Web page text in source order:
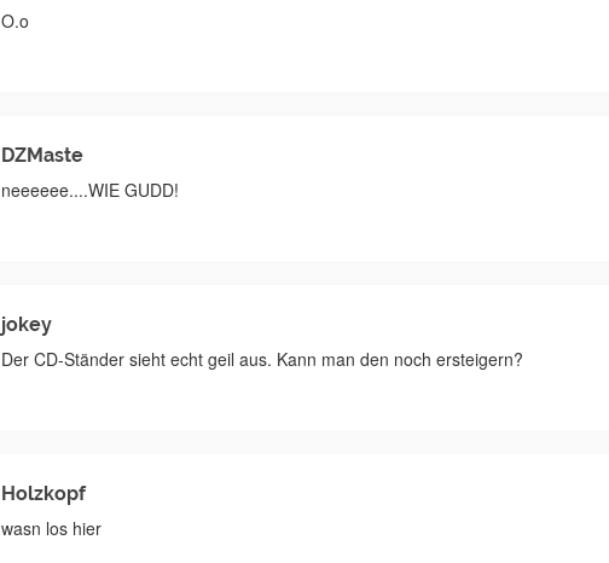
O.o
DZMaste
neeeeee....WIE GUDD!
jokey
Der CD-Ständer sieht echt geil aus. Kann man den noch ersteigern?
Holzkopf
wasn los hier